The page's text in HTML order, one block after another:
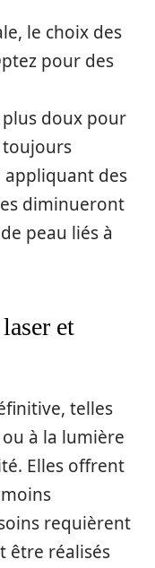
le choix des
pour des
doux pour
toujours
appliquant des
diminueront
peau liés à
et
telles
à la lumière
Elles offrent
requièrent
être réalisés